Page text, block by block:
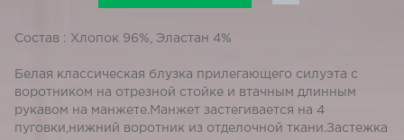
Состав : Хлопок 96%, Эластан 4%
Белая классическая блузка прилегающего силуэта с
воротником на отрезной стойке и втачным длинным
рукавом на манжете.Манжет застегивается на 4
пуговки,нижний воротник из отделочной ткани.Застежка